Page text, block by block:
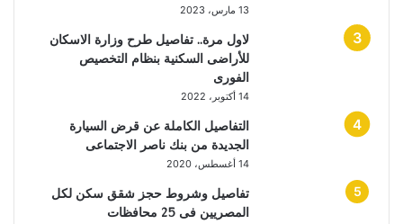
13 مارس، 2023
لاول مرة.. تفاصيل طرح وزارة الاسكان
للأراضى السكنية بنظام التخصيص
الفورى
14 أكتوبر، 2022
التفاصيل الكاملة عن قرض السيارة
الجديدة من بنك ناصر الاجتماعى
14 أغسطس، 2020
تفاصيل وشروط حجز شقق سكن لكل
المصريين فى 25 محافظات